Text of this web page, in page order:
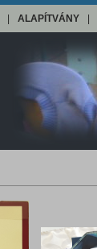
ALAPÍTVÁNY